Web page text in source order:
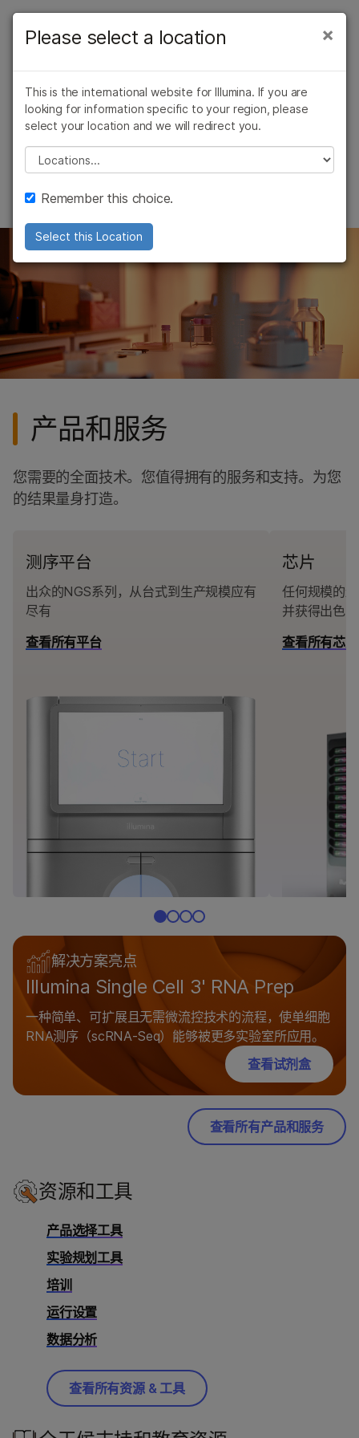
学习
支持
开启空间发现之门
可扩展、无偏倚、无障碍
了解更多
产品和服务
您需要的全面技术。您值得拥有的服务和支持。为您
的结果量身打造。
测序平台
出众的NGS系列，从台式到生产规模应有
尽有
查看所有平台
芯片
任何规模的
并获得出色
查看所有芯片
解决方案亮点
Illumina Single Cell 3' RNA Prep
一种简单、可扩展且无需微流控技术的流程，使单细胞
RNA测序（scRNA-Seq）能够被更多实验室所应用。
查看试剂盒
查看所有产品和服务
资源和工具
产品选择工具
实验规划工具
培训
运行设置
数据分析
查看所有资源 & 工具
癌症研究
微生物学
农业基因组学
复杂疾病
临床肿瘤学
生殖健康
遗传病和罕见病
×
Please select a location
This is the international website for Illumina. If you are
looking for information specific to your region, please
select your location and we will redirect you.
Please select a location
Remember this choice.
Select this Location